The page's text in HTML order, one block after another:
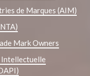
de Marques (AIM)
Mark Owners